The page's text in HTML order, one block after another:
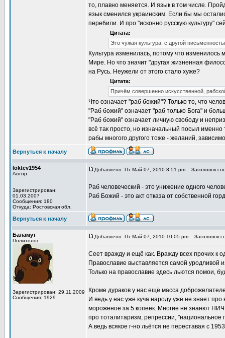
то, плавно меняется. И язык в том числе.
язык сменился украинским. Если бы мы
перебили. И про "исконно русскую культуру"
Цитата:
Это чужая культура, с другой
Культура изменилась, потому что
Мире. Но что значит "другая жизненная
на Русь. Неужели от этого стало хуже?
Цитата:
Причём совершенно искусственной,
Что означает "раб божий"? Только то, что
"Раб божий" означает "раб только Бога" и
"Раб божий" означает личную свободу и
всё так просто, но изначальный посыл
рабы многого другого тоже - желаний,
Вернуться к началу
loktev1954
Автор
Зарегистрирован:
01.03.2007
Сообщения: 180
Откуда: Ростовская обл.
Добавлено: Пт Май 07, 2010 8:51 pm Заголовок
Раб человеческий - это унижение одного
Раб Божий - это акт отказа от собственной
Вернуться к началу
Баламут
Политолог
Зарегистрирован: 29.11.2009
Сообщения: 1929
Добавлено: Пт Май 07, 2010 10:05 pm Заголовок
Сеет вражду и ещё как. Вражду всех прочих к
Православие выставляется самой уродливой
Только на православие здесь льются помои,
Кроме дураков у нас ещё масса
И ведь у нас уже куча народу уже не знает
мороженое за 5 копеек. Многие не знанют
про тоталитаризм, репрессии, "национальное
А ведь всякое г-но льётся не переставая с